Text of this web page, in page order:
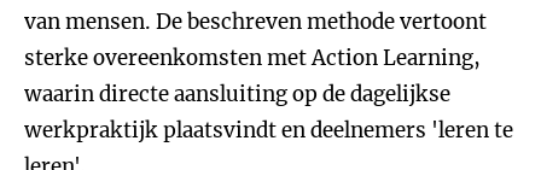
van mensen. De beschreven methode vertoont
sterke overeenkomsten met Action Learning,
waarin directe aansluiting op de dagelijkse
werkpraktijk plaatsvindt en deelnemers 'leren te